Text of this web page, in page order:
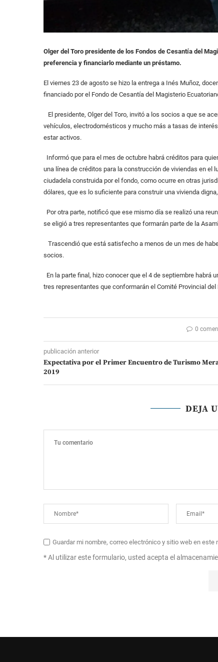
Olger del Toro presidente de los Fondos de Cesantía del
preferencia y financiarlo mediante un préstamo.
El viernes 23 de agosto se hizo la entrega a Inés Muñoz,
financiado por el Fondo de Cesantía del Magisterio
El presidente, Olger del Toro, invitó a los socios a que se
vehículos, electrodomésticos y mucho más a tasas de
estar activos.
Informó que para el mes de octubre habrá créditos para
una línea de créditos para la construcción de viviendas en el
ciudadela construida por el fondo, como ocurre en otras
dólares, que es lo suficiente para construir una vivienda
Por otra parte, notificó que ese mismo día se realizó una
se eligió a tres representantes que formarán parte de la
Trascendió que está satisfecho a menos de un mes de
socios.
En la parte final, hizo conocer que el 4 de septiembre habrá
tres representantes que conformarán el Comité Provincial del
0
publicación anterior
Expectativa por el Primer Encuentro de Turismo
2019
DEJA
Guardar mi nombre, correo electrónico y sitio web en este
* Al utilizar este formulario, usted acepta el